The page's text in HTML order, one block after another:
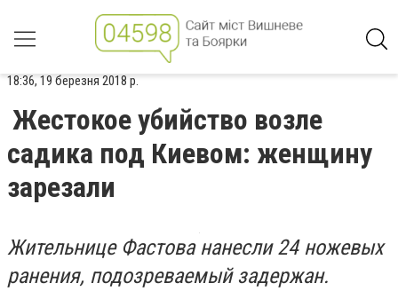
18:36, 19 березня 2018 р.
Жестокое убийство возле
садика под Киевом: женщину
зарезали
Жительнице Фастова нанесли 24 ножевых
ранения, подозреваемый задержан.